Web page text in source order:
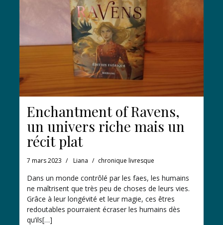
Enchantment of Ravens,
un univers riche mais un
récit plat
7 mars 2023 Liana chronique livresque
Dans un monde contrôlé par les faes, les humains
ne maîtrisent que très peu de choses de leurs vies.
Grâce à leur longévité et leur magie, ces êtres
redoutables pourraient écraser les humains dès
qu’ils[…]